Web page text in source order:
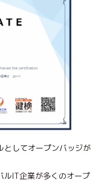
としてオープンバッジが
ルIT企業が多くのオープ